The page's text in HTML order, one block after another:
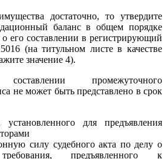
достаточно, то утвердите
баланс в общем порядке
его составлении в регистрирующий
(на титульном листе в качестве
значение 4).
промежуточного
не может быть представлено в срок
установленного для предъявления
силу судебного акта по делу о
предъявленного к